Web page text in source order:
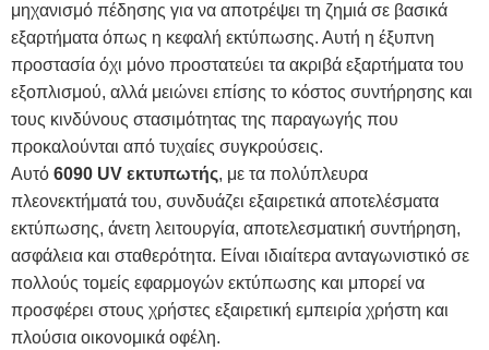
μηχανισμό πέδησης για να αποτρέψει τη ζημιά σε βασικά
εξαρτήματα όπως η κεφαλή εκτύπωσης. Αυτή η έξυπνη
προστασία όχι μόνο προστατεύει τα ακριβά εξαρτήματα του
εξοπλισμού, αλλά μειώνει επίσης το κόστος συντήρησης και
τους κινδύνους στασιμότητας της παραγωγής που
προκαλούνται από τυχαίες συγκρούσεις.
Αυτό 6090 UV εκτυπωτής, με τα πολύπλευρα
πλεονεκτήματά του, συνδυάζει εξαιρετικά αποτελέσματα
εκτύπωσης, άνετη λειτουργία, αποτελεσματική συντήρηση,
ασφάλεια και σταθερότητα. Είναι ιδιαίτερα ανταγωνιστικό σε
πολλούς τομείς εφαρμογών εκτύπωσης και μπορεί να
προσφέρει στους χρήστες εξαιρετική εμπειρία χρήστη και
πλούσια οικονομικά οφέλη.